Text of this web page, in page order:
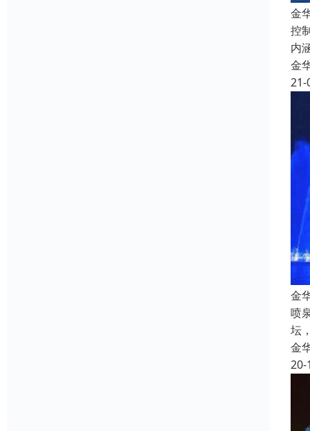
金
控
内
金
21-
金
喷
坛
金
20-